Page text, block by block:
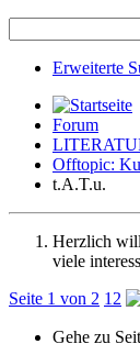
Erweiterte
Forum
Offtopic:
t.A.T.u.
Herzlich
viele
Seite 1 von 2 1 2
Gehe zu